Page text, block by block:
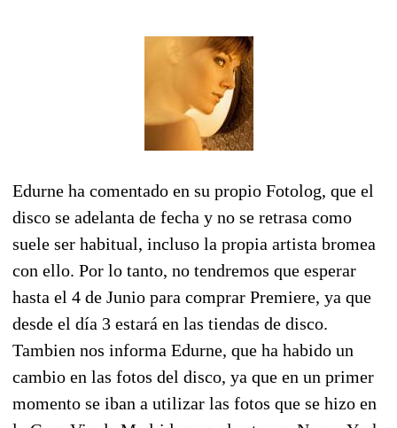
Edurne ha comentado en su propio Fotolog, que el
disco se adelanta de fecha y no se retrasa como
suele ser habitual, incluso la propia artista bromea
con ello. Por lo tanto, no tendremos que esperar
hasta el 4 de Junio para comprar Premiere, ya que
desde el día 3 estará en las tiendas de disco.
Tambien nos informa Edurne, que ha habido un
cambio en las fotos del disco, ya que en un primer
momento se iban a utilizar las fotos que se hizo en